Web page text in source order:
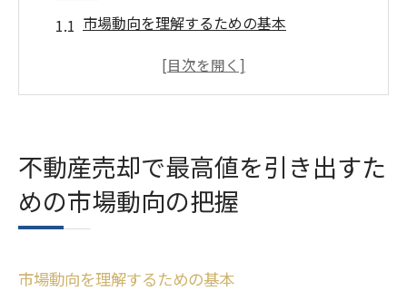
市場動向を理解するための基本
エリアごとの価格動向のチェック方法
プロによる市場動向の分析と活用
不動産売却の適切なタイミングを見極める方法
経済状況と売却タイミングの関係
不動産売却で最高値を引き出すた
めの市場動向の把握
市場動向を理解するための基本